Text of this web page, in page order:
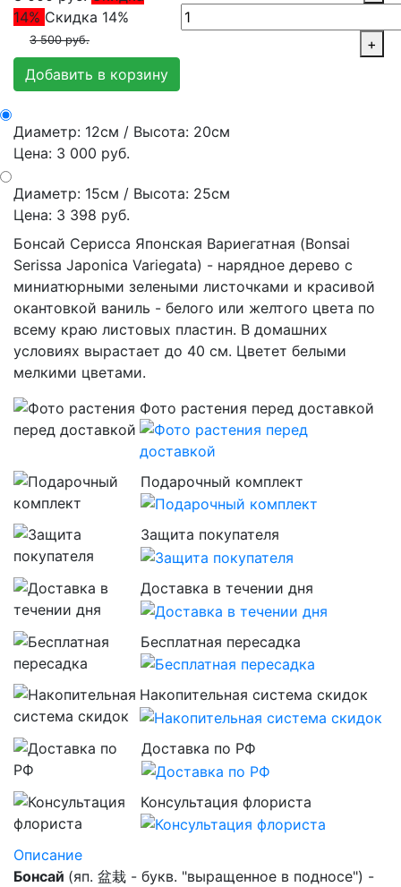
14% Скидка 14%
3 500 руб.
+
Добавить в корзину
Диаметр: 12см / Высота: 20см
Цена: 3 000 руб.
Диаметр: 15см / Высота: 25см
Цена: 3 398 руб.
Бонсай Серисса Японская Вариегатная (Bonsai
Serissa Japonica Variegata) - нарядное дерево с
миниатюрными зелеными листочками и красивой
окантовкой ваниль - белого или желтого цвета по
всему краю листовых пластин. В домашних
условиях вырастает до 40 см. Цветет белыми
мелкими цветами.
Фото растения перед доставкой
Подарочный комплект
Защита покупателя
Доставка в течении дня
Бесплатная пересадка
Накопительная система скидок
Доставка по РФ
Консультация флориста
Описание
Бонсай (яп. 盆栽 - букв. "выращенное в подносе") -